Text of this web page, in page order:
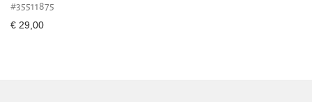
#35511875
€ 29,00